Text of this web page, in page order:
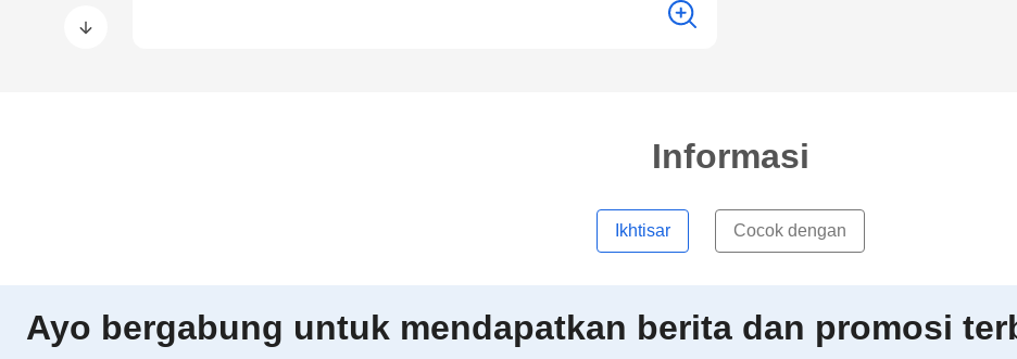
Informasi
Ikhtisar Cocok dengan
Ayo bergabung untuk mendapatkan berita dan promosi